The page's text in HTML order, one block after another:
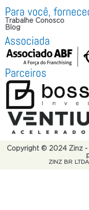
Para você,
Trabalhe Conosco
Blog
Associada
Parceiros
Copyright © 2024 Zinz -
ZINZ BR